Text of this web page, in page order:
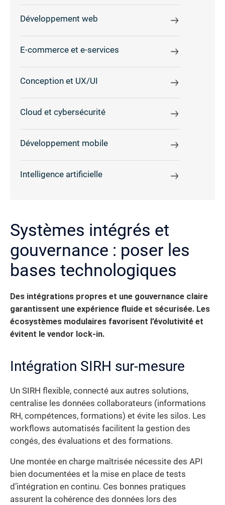
Développement web
E-commerce et e-services
Conception et UX/UI
Cloud et cybersécurité
Développement mobile
Intelligence artificielle
Systèmes intégrés et
gouvernance : poser les
bases technologiques
Des intégrations propres et une gouvernance claire
garantissent une expérience fluide et sécurisée. Les
écosystèmes modulaires favorisent l’évolutivité et
évitent le vendor lock-in.
Intégration SIRH sur-mesure
Un SIRH flexible, connecté aux autres solutions,
centralise les données collaborateurs (informations
RH, compétences, formations) et évite les silos. Les
workflows automatisés facilitent la gestion des
congés, des évaluations et des formations.
Une montée en charge maîtrisée nécessite des API
bien documentées et la mise en place de tests
d’intégration en continu. Ces bonnes pratiques
assurent la cohérence des données lors des